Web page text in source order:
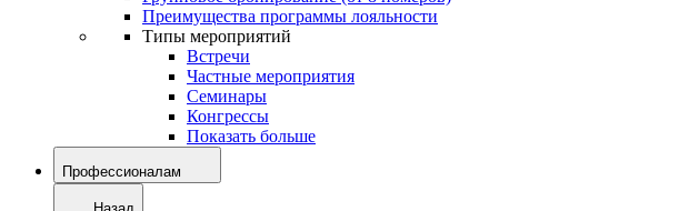
Преимущества программы лояльности
Типы мероприятий
Встречи
Частные мероприятия
Семинары
Конгрессы
Показать больше
Профессионалам